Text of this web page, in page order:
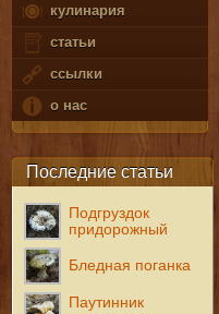
кулинария
статьи
ссылки
о нас
Последние статьи
Подгруздок
придорожный
Бледная поганка
Паутинник